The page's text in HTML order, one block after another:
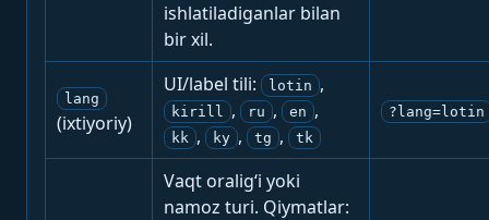
ishlatiladiganlar bilan
bir xil.
lang
(ixtiyoriy)
UI/label tili: lotin ,
kirill , ru , en ,
kk , ky , tg , tk
?lang=lotin
Vaqt oralig‘i yoki
namoz turi. Qiymatlar: